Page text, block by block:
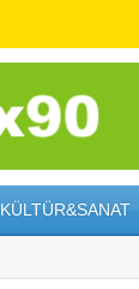
KÜLTÜR&SANAT